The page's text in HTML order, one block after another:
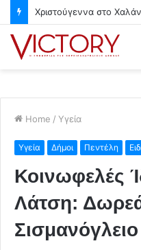
Home / Υγεία
Υγεία Δήμοι Πεντέλη
Κοινωφελές
Λάτση: